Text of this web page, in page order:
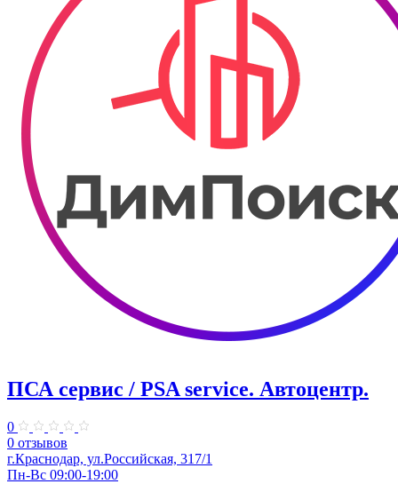
ПСА сервис / PSA service. ​Автоцентр.
0
0 отзывов
г.Краснодар, ул.Российская, 317/1
Пн-Вс 09:00-19:00